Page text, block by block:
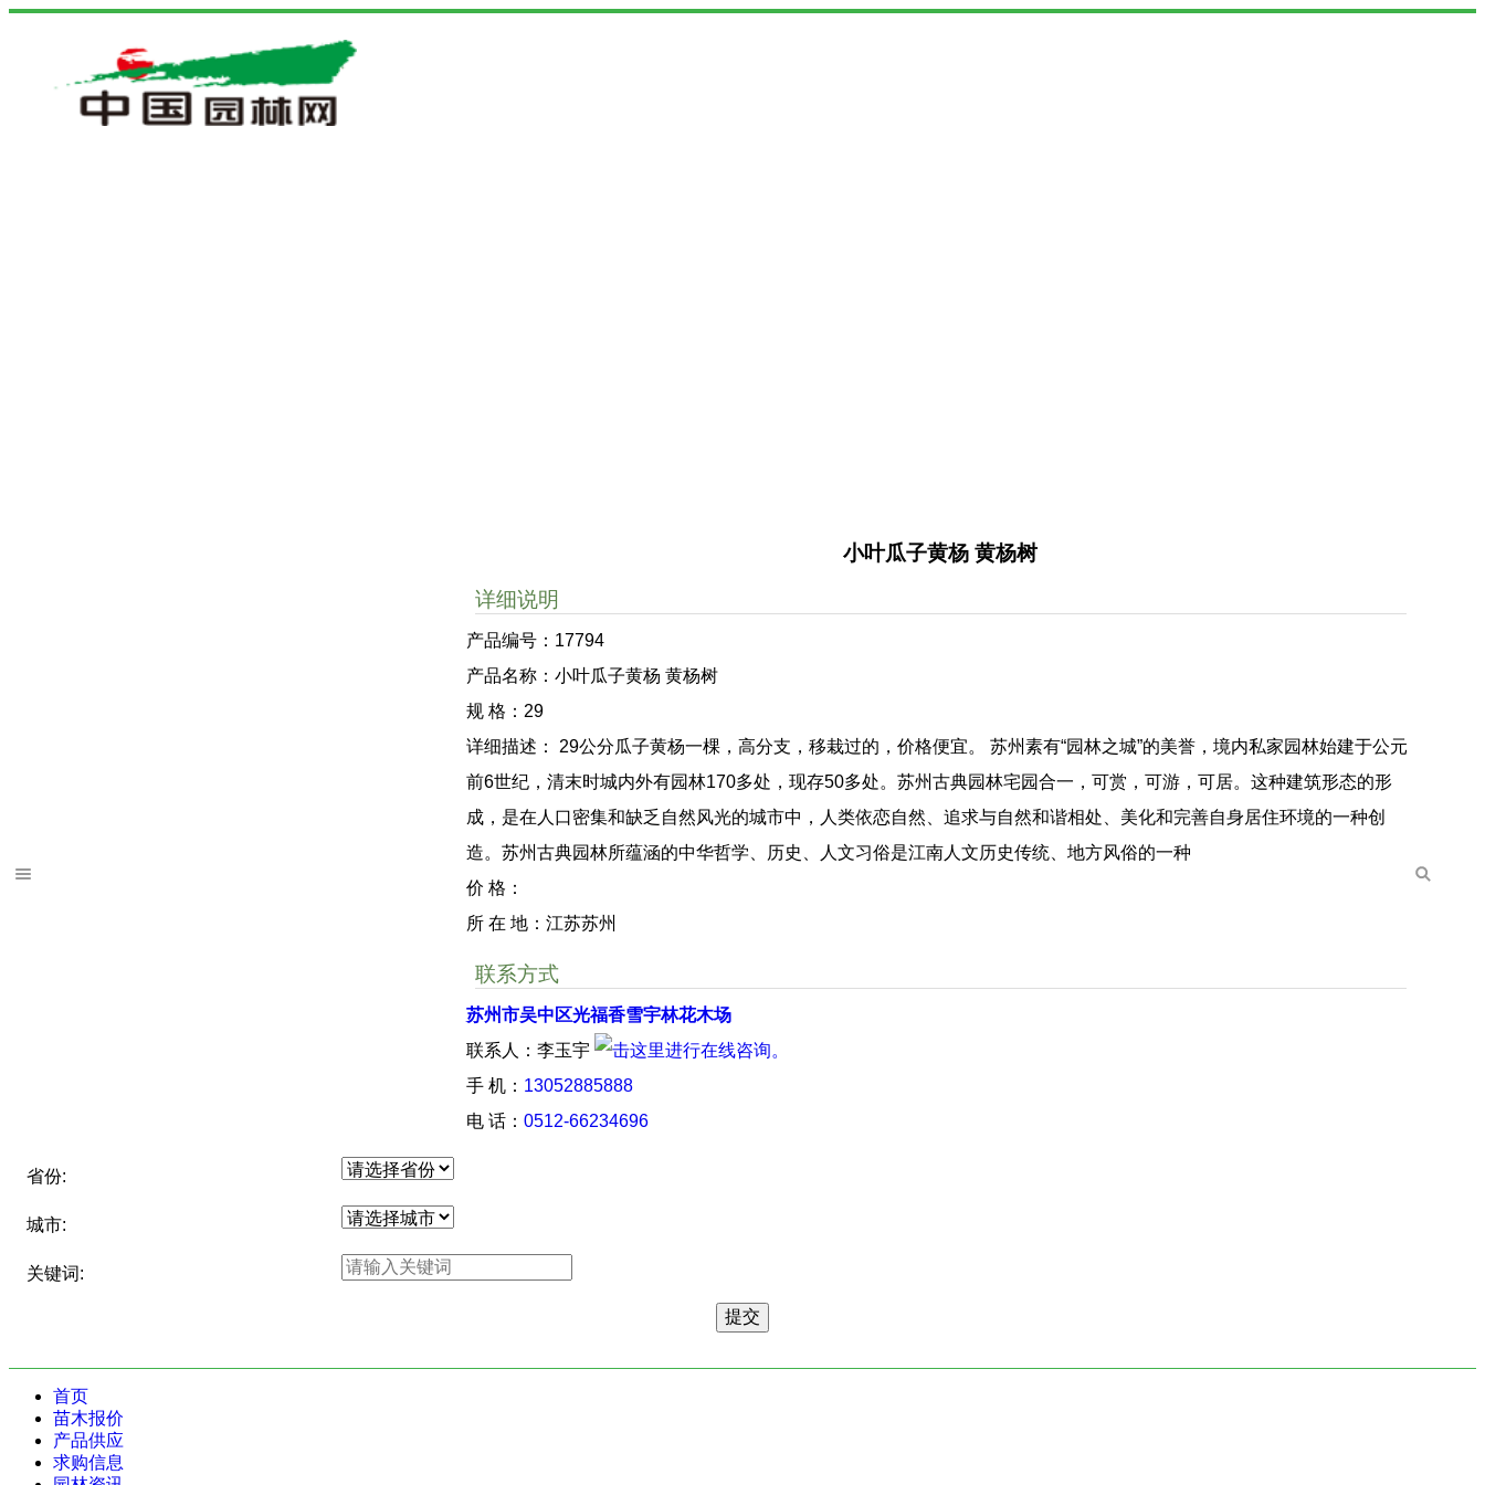
小叶瓜子黄杨 黄杨树
详细说明
产品编号：17794
产品名称：小叶瓜子黄杨 黄杨树
规 格：29
详细描述： 29公分瓜子黄杨一棵，高分支，移栽过的，价格便宜。 苏州素有“园林之城”的美誉，境内私家园林始建于公元
前6世纪，清末时城内外有园林170多处，现存50多处。苏州古典园林宅园合一，可赏，可游，可居。这种建筑形态的形
成，是在人口密集和缺乏自然风光的城市中，人类依恋自然、追求与自然和谐相处、美化和完善自身居住环境的一种创
造。苏州古典园林所蕴涵的中华哲学、历史、人文习俗是江南人文历史传统、地方风俗的一种
价 格：
所 在 地：江苏苏州
联系方式
苏州市吴中区光福香雪宇林花木场
联系人：李玉宇
手 机： 13052885888
电 话：0512-66234696
省份:
城市:
关键词:
首页
苗木报价
产品供应
求购信息